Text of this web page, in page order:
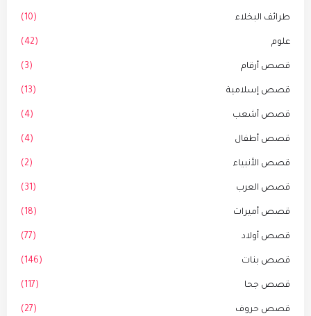
طرائف البخلاء (10)
علوم (42)
قصص أرقام (3)
قصص إسلامية (13)
قصص أشعب (4)
قصص أطفال (4)
قصص الأنبياء (2)
قصص العرب (31)
قصص أميرات (18)
قصص أولاد (77)
قصص بنات (146)
قصص جحا (117)
قصص حروف (27)